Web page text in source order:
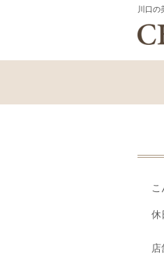
川口の
こ
休
店